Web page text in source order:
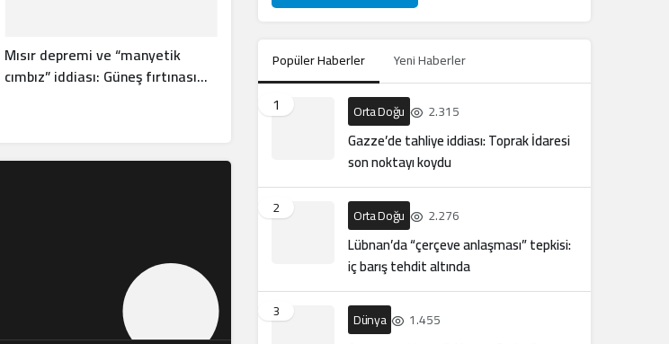
Mısır depremi ve “manyetik
cımbız” iddiası: Güneş fırtınası
Popüler Haberler Yeni Haberler
1 Orta Doğu 2.315
Gazze’de tahliye iddiası: Toprak İdaresi
son noktayı koydu
2 Orta Doğu 2.276
Lübnan’da “çerçeve anlaşması” tepkisi:
iç barış tehdit altında
3 Dünya 1.455